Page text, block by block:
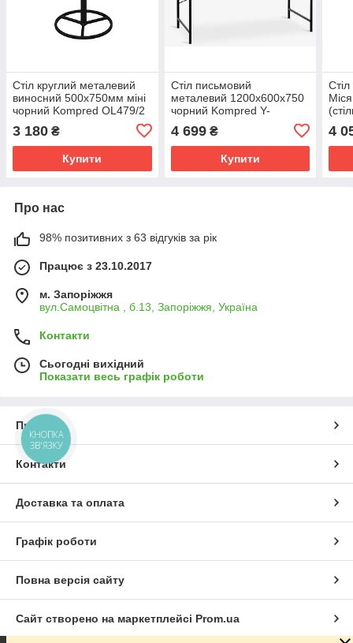
Стіл круглий металевий
виносний 500х750мм міні
чорний Kompred OL479/2
3 180 ₴
Купити
Стіл письмовий
металевий 1200х600х750
чорний Kompred Y-
4 699₴
Купити
4
Про нас
98% позитивних з 63 відгуків за рік
Працює з 23.10.2017
м. Запоріжжя
вул.Самоцвітна , б.13, Запоріжжя, Україна
Контакти
Сьогодні вихідний
Показати весь графік роботи
Про нас
Контакти
Доставка та оплата
Графік роботи
Повна версія сайту
Сайт створено на маркетплейсі Prom.ua
КНОПКА
ЗВ'ЯЗКУ